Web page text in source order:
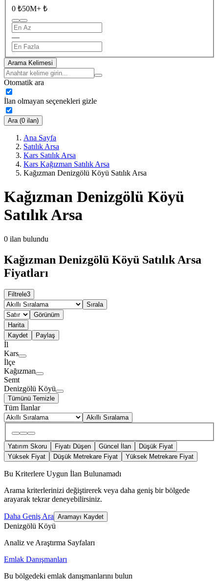
0 ₺50M+ ₺
—
Arama Kelimesi
Otomatik ara
İlan olmayan seçenekleri gizle
Ara (0 ilan)
Ana Sayfa
Satılık Arsa
Kars Satılık Arsa
Kars Kağızman Satılık Arsa
Kağızman Denizgölü Köyü Satılık Arsa
Kağızman Denizgölü Köyü
Satılık Arsa
0 ilan bulundu
Kağızman Denizgölü Köyü Satılık Arsa
Fiyatları
Filtrele3
Sırala
Görünüm
Harita
Kaydet
Paylaş
İl
Kars
İlçe
Kağızman
Semt
Denizgölü Köyü
Tümünü Temizle
Tüm İlanlar
Akıllı Sıralama
Yatırım Skoru Fiyatı Düşen Güncel İlan
Düşük Fiyat
Yüksek Fiyat
Düşük Metrekare Fiyat Yüksek Metrekare Fiyat
Bu Kriterlere Uygun İlan Bulunamadı
Arama kriterlerinizi değiştirerek veya daha geniş bir bölgede
arayarak tekrar deneyebilirsiniz.
Daha Geniş Ara Aramayı Kaydet
Denizgölü Köyü
Analiz ve Araştırma Sayfaları
Emlak Danışmanları
Bu bölgedeki emlak danışmanlarını bulun